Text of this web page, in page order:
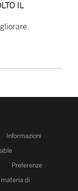
IL
Informazioni
Preferenze
materia di